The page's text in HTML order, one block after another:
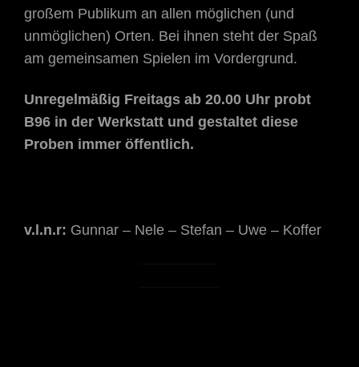
großem Publikum an allen möglichen (und
unmöglichen) Orten. Bei ihnen steht der Spaß
am gemeinsamen Spielen im Vordergrund.
Unregelmäßig Freitags ab 20.00 Uhr probt
B96 in der Werkstatt und gestaltet diese
Proben immer öffentlich.
v.l.n.r: Gunnar – Nele – Stefan – Uwe – Koffer